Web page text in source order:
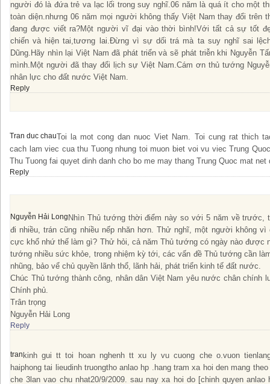
người đó là đứa trẻ va lạc lối trong suy nghĩ.06 năm là quá ít cho một
toàn diện.nhưng 06 năm mọi người không thấy Việt Nam thay đổi trên
đang được viết ra?Một người vĩ đại vào thời bình!Với tất cả sự tốt
chiến và hiện tai,tương lai.Đừng vì sự dối trá mà ta suy nghĩ sai
Dũng.Hãy nhìn lại Việt Nam đã phát triển và sẽ phát triễn khi Nguyễn
mình.Một người đã thay đổi lịch sự Việt Nam.Cám ơn thủ tướng
nhân lực cho đất nước Việt Nam.
Reply
Tran duc chauToi la mot cong dan nuoc Viet Nam. Toi cung rat thich
cach lam viec cua thu Tuong nhung toi muon biet voi vu viec Trung
Thu Tuong fai quyet dinh danh cho bo me may thang Trung Quoc mat net
Reply
Nguyễn Hải Long Nhìn Thủ tướng thời điểm này so với 5 năm về trước,
đi nhiều, trán cũng nhiều nếp nhăn hơn. Thử nghĩ, một người không
cực khổ nhứ thế làm gì? Thử hỏi, cả năm Thủ tướng có ngày nào được
tướng nhiều sức khỏe, trong nhiệm kỳ tới, các vấn đề Thủ tướng cần
nhũng, bảo vể chủ quyền lãnh thổ, lãnh hải, phát triển kinh tế đất nước.
Chúc Thủ tướng thành công, nhân dân Việt Nam yêu nước chân chính
Chính phủ.
Trân trọng
Nguyễn Hải Long
Reply
tran kinh gui tt toi hoan nghenh tt xu ly vu cuong che o.vuon
haiphong tai lieudinh truongtho anlao hp .hang tram xa hoi den mang
che 3lan vao chu nhat20/9/2009. sau nay xa hoi do [chinh quyen anlao